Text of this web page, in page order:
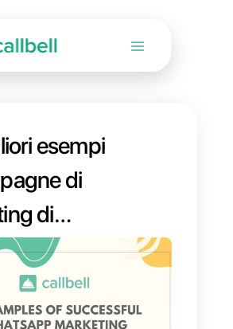
esempi
di
di
su